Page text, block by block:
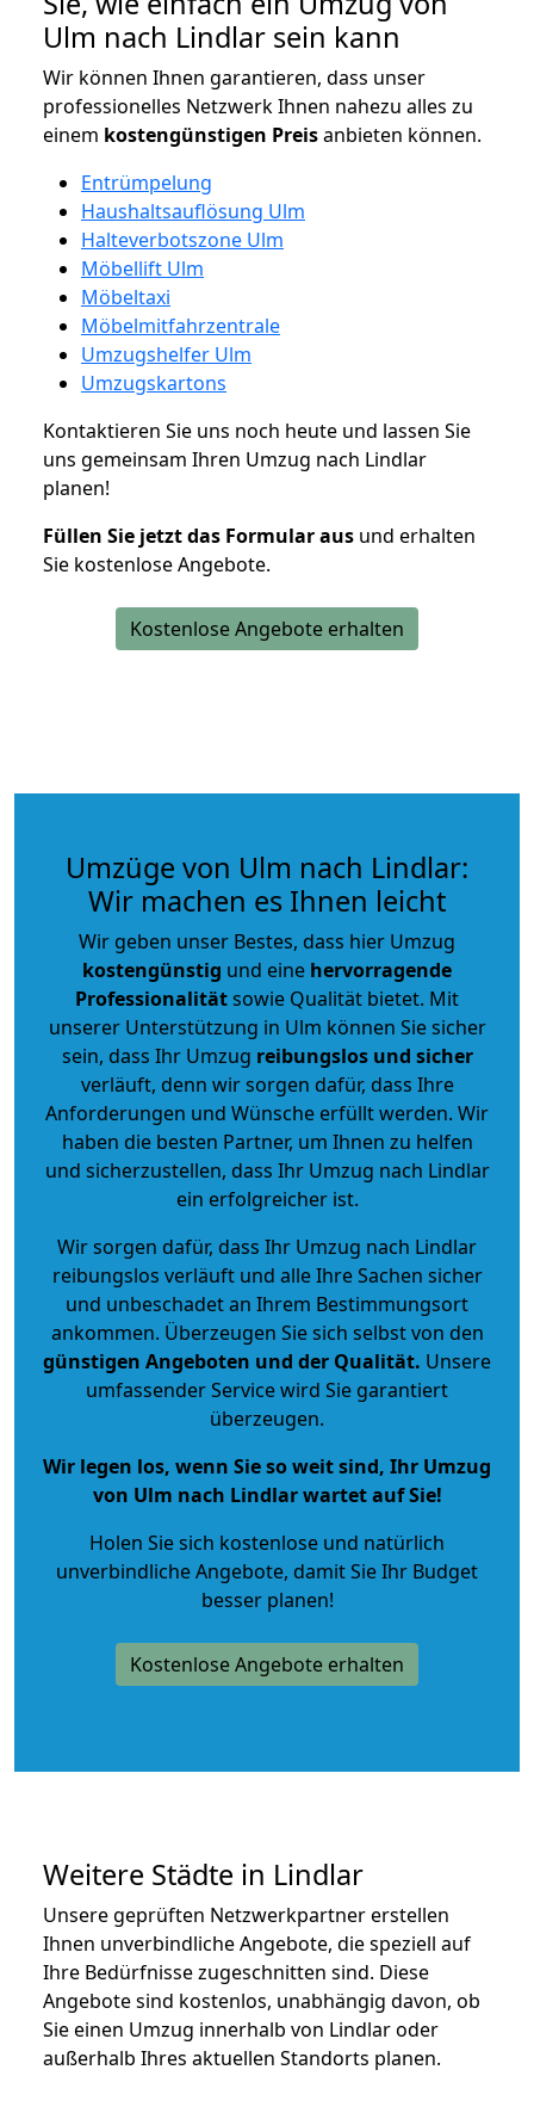
Ulm nach Lindlar sein kann
Wir können Ihnen garantieren, dass unser
professionelles Netzwerk Ihnen nahezu alles zu
einem kostengünstigen Preisanbieten können.
Entrümpelung
Haushaltsauflösung Ulm
Halteverbotszone Ulm
Möbellift Ulm
Möbeltaxi
Möbelmitfahrzentrale
Umzugshelfer Ulm
Umzugskartons
Kontaktieren Sie uns noch heute und lassen Sie
uns gemeinsam Ihren Umzug nach Lindlar
planen!
Füllen Sie jetzt das Formular aus und erhalten
Sie kostenlose Angebote.
Kostenlose Angebote erhalten
Umzüge von Ulm nach Lindlar:
Wir machen es Ihnen leicht
Wir geben unser Bestes, dass hier Umzug
kostengünstig und eine hervorragende
Professionalitätsowie Qualität bietet. Mit
unserer Unterstützung in Ulm können Sie sicher
sein, dass Ihr Umzug reibungslos und sicher
verläuft, denn wir sorgen dafür, dass Ihre
Anforderungen und Wünsche erfüllt werden. Wir
haben die besten Partner, um Ihnen zu helfen
und sicherzustellen, dass Ihr Umzug nach Lindlar
ein erfolgreicher ist.
Wir sorgen dafür, dass Ihr Umzug nach Lindlar
reibungslos verläuft und alle Ihre Sachen sicher
und unbeschadet an Ihrem Bestimmungsort
ankommen. Überzeugen Sie sich selbst von den
günstigen Angeboten und der Qualität. Unsere
umfassender Service wird Sie garantiert
überzeugen.
Wir legen los, wenn Sie so weit sind, Ihr Umzug
von Ulm nach Lindlar wartet auf Sie!
Holen Sie sich kostenlose und natürlich
unverbindliche Angebote, damit Sie Ihr Budget
besser planen!
Kostenlose Angebote erhalten
Weitere Städte in Lindlar
Unsere geprüften Netzwerkpartner erstellen
Ihnen unverbindliche Angebote, die speziell auf
Ihre Bedürfnisse zugeschnitten sind. Diese
Angebote sind kostenlos, unabhängig davon, ob
Sie einen Umzug innerhalb von Lindlar oder
außerhalb Ihres aktuellen Standorts planen.